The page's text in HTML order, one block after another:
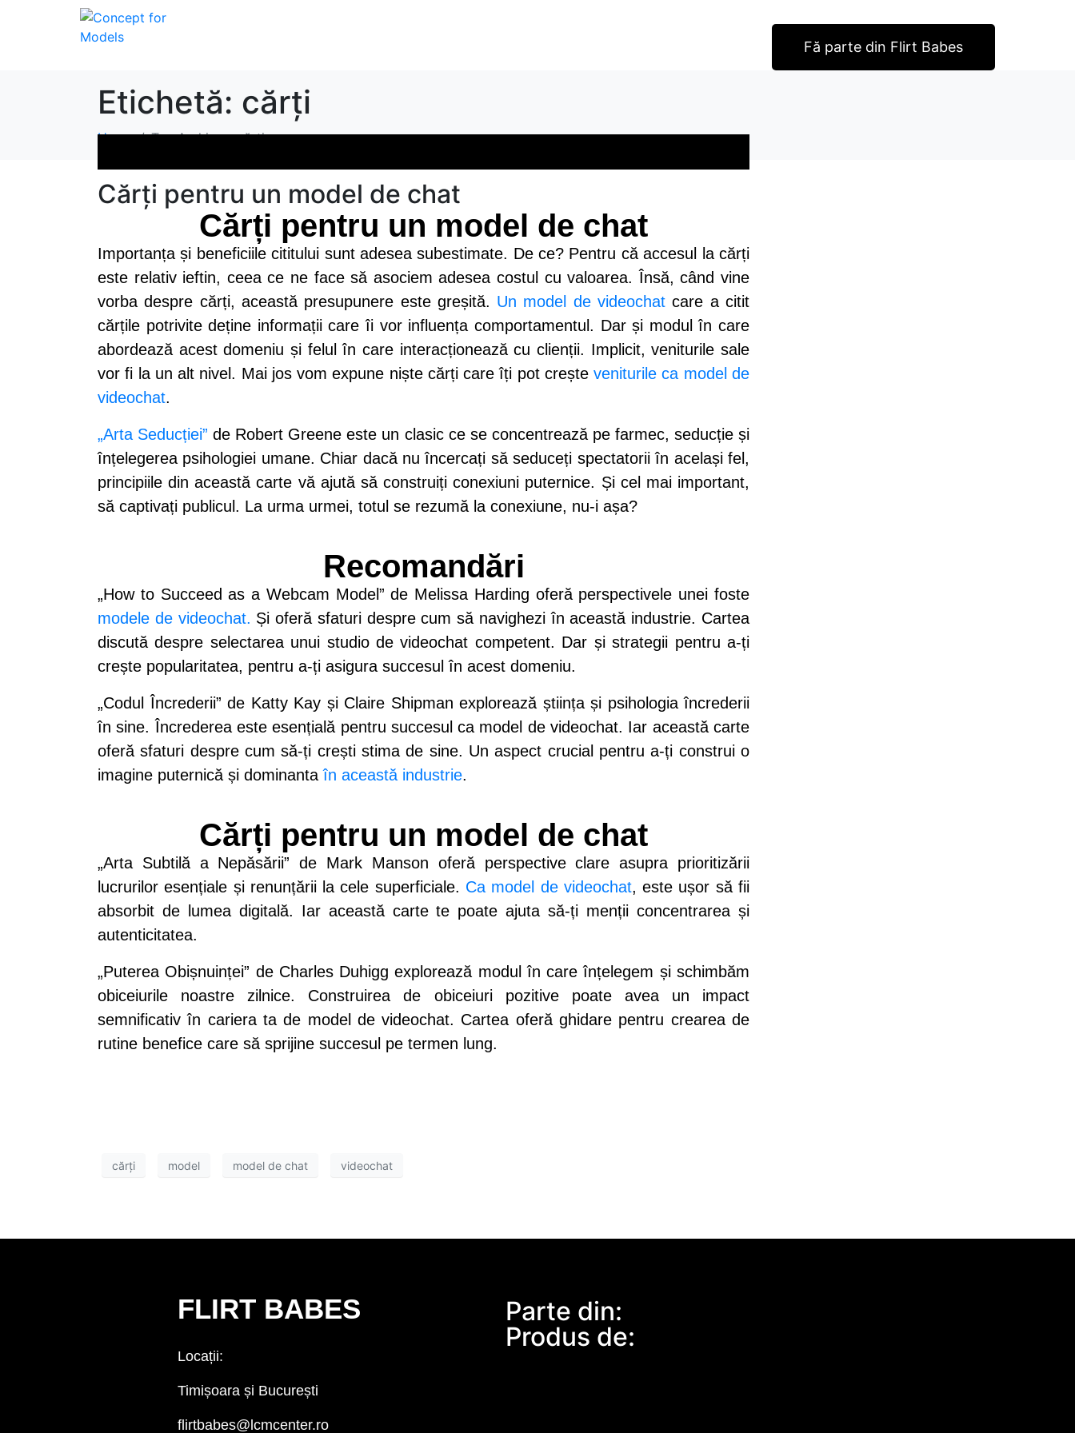
Fă parte din Flirt Babes
Etichetă: cărți
Home Tag Archives: cărți
Cărți pentru un model de chat
Cărți pentru un model de chat
Importanța și beneficiile cititului sunt adesea subestimate. De ce? Pentru că accesul la cărți
este relativ ieftin, ceea ce ne face să asociem adesea costul cu valoarea. Însă, când vine
vorba despre cărți, această presupunere este greșită. Un model de videochat care a citit
cărțile potrivite deține informații care îi vor influența comportamentul. Dar și modul în care
abordează acest domeniu și felul în care interacționează cu clienții. Implicit, veniturile sale
vor fi la un alt nivel. Mai jos vom expune niște cărți care îți pot creșteveniturile ca model de
videochat.
„Arta Seducției” de Robert Greene este un clasic ce se concentrează pe farmec, seducție și
înțelegerea psihologiei umane. Chiar dacă nu încercați să seduceți spectatorii în același fel,
principiile din această carte vă ajută să construiți conexiuni puternice. Și cel mai important,
să captivați publicul. La urma urmei, totul se rezumă la conexiune, nu-i așa?
Recomandări
„How to Succeed as a Webcam Model” de Melissa Harding oferă perspectivele unei foste
modele de videochat. Și oferă sfaturi despre cum să navighezi în această industrie. Cartea
discută despre selectarea unui studio de videochat competent. Dar și strategii pentru a-ți
crește popularitatea, pentru a-ți asigura succesul în acest domeniu.
„Codul Încrederii” de Katty Kay și Claire Shipman explorează știința și psihologia încrederii
în sine. Încrederea este esențială pentru succesul ca model de videochat. Iar această carte
oferă sfaturi despre cum să-ți crești stima de sine. Un aspect crucial pentru a-ți construi o
imagine puternică și dominantaîn această industrie.
Cărți pentru un model de chat
„Arta Subtilă a Nepăsării” de Mark Manson oferă perspective clare asupra prioritizării
lucrurilor esențiale și renunțării la cele superficiale. Ca model de videochat, este ușor să fii
absorbit de lumea digitală. Iar această carte te poate ajuta să-ți menții concentrarea și
autenticitatea.
„Puterea Obișnuinței” de Charles Duhigg explorează modul în care înțelegem și schimbăm
obiceiurile noastre zilnice. Construirea de obiceiuri pozitive poate avea un impact
semnificativ în cariera ta de model de videochat. Cartea oferă ghidare pentru crearea de
rutine benefice care să sprijine succesul pe termen lung.
cărți model model de chat videochat
FLIRT BABES
Locații:
Timișoara și București
flirtbabes@lcmcenter.ro
Parte din:
Produs de: